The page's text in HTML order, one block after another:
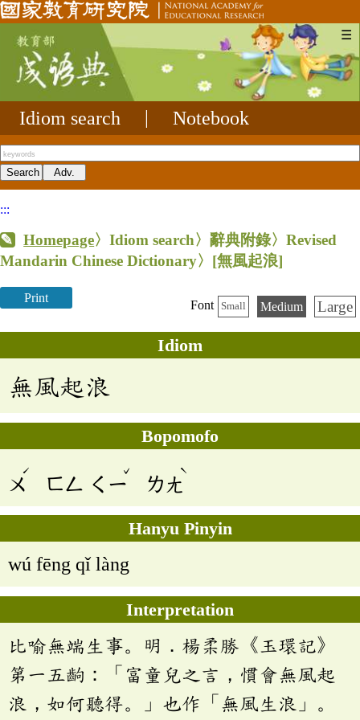
☰
Idiom search Notebook
:::
Homepage〉Idiom search〉辭典附錄〉Revised
Mandarin Chinese Dictionary〉 [無風起浪]
Print
Font Small Medium Large
Idiom
無風起浪
Bopomofo
ㄨ
ˊ
ㄈㄥ ㄑㄧ
ˇ
ㄌㄤ
ˋ
Hanyu Pinyin
wú fēng qǐ làng
Interpretation
比喻無端生事。明．楊柔勝《玉環記》
第一五齣：「富童兒之言，慣會無風起
浪，如何聽得。」也作「無風生浪」。